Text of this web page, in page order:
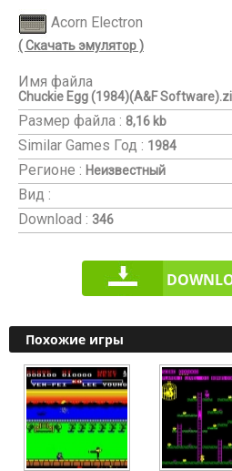
Acorn Electron
( Скачать эмулятор )
Имя файла
Chuckie Egg (1984)(A&F
Размер файла : 8,16 kb
Similar Games Год : 1984
Регионе : Неизвестный
Вид :
Download : 346
Похожие игры